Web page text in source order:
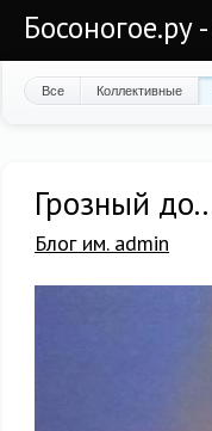
Босоногое.ру
Все Коллективные
Грозный
Блог им. admin